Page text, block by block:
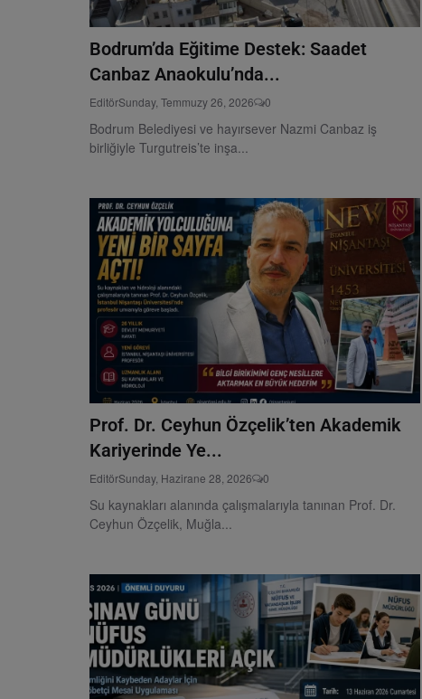
Bodrum’da Eğitime Destek: Saadet
Canbaz Anaokulu’nda...
EditörSunday, Temmuzy 26, 2026 0
Bodrum Belediyesi ve hayırsever Nazmi Canbaz iş
birliğiyle Turgutreis’te inşa...
Prof. Dr. Ceyhun Özçelik’ten Akademik
Kariyerinde Ye...
EditörSunday, Hazirane 28, 2026 0
Su kaynakları alanında çalışmalarıyla tanınan Prof. Dr.
Ceyhun Özçelik, Muğla...